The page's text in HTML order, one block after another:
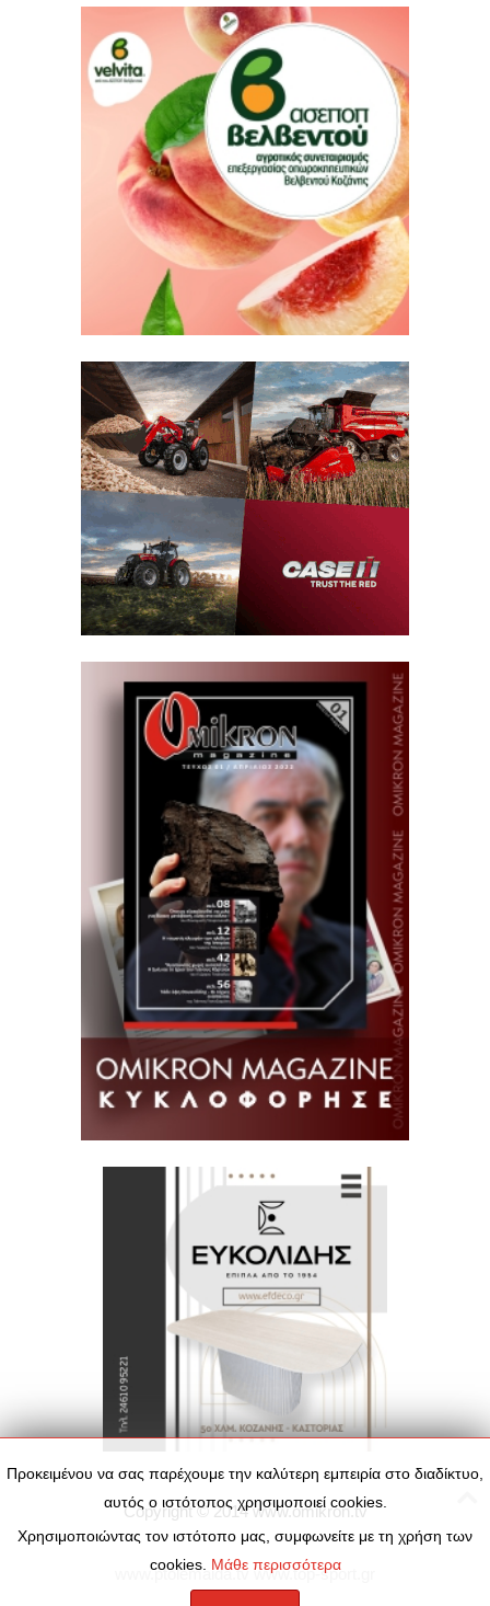
Προκειμένου να σας παρέχουμε την καλύτερη εμπειρία στο διαδίκτυο,
αυτός ο ιστότοπος χρησιμοποιεί cookies.
Χρησιμοποιώντας τον ιστότοπο μας, συμφωνείτε με τη χρήση των
cookies. Μάθε περισσότερα
Copyright © 2014www.omikron.tv
www.ptolemaida.tv www.top-sport.gr